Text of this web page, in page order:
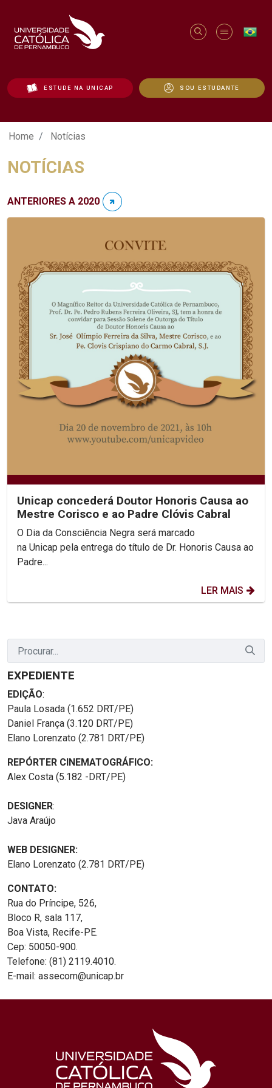
ESTUDE NA UNICAP SOU ESTUDANTE
Notícias - Unicap
Home Notícias
NOTÍCIAS
ANTERIORES A 2020
Unicap concederá Doutor Honoris Causa ao
Mestre Corisco e ao Padre Clóvis Cabral
O Dia da Consciência Negra será marcado
na Unicap pela entrega do título de Dr. Honoris Causa ao
Padre...
LER MAIS
EXPEDIENTE
EDIÇÃO:
Paula Losada (1.652 DRT/PE)
Daniel França (3.120 DRT/PE)
Elano Lorenzato (2.781 DRT/PE)
REPÓRTER CINEMATOGRÁFICO:
Alex Costa (5.182 -DRT/PE)
DESIGNER:
Java Araújo
WEB DESIGNER:
Elano Lorenzato (2.781 DRT/PE)
CONTATO:
Rua do Príncipe, 526,
Bloco R, sala 117,
Boa Vista, Recife-PE.
Cep: 50050-900.
Telefone: (81) 2119.4010.
E-mail: assecom@unicap.br